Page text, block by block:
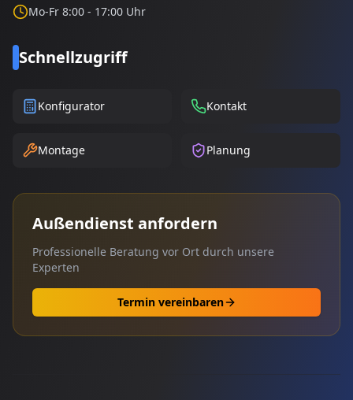
Mo-Fr 8:00 - 17:00 Uhr
Schnellzugriff
Konfigurator Kontakt
Montage Planung
Außendienst anfordern
Professionelle Beratung vor Ort durch unsere
Experten
Termin vereinbaren